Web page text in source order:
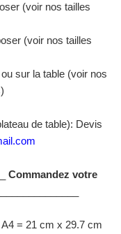
(voir nos tailles
(voir nos tailles
sur la table (voir nos
de table): Devis
Commandez votre
A4 = 21 cm x 29.7 cm